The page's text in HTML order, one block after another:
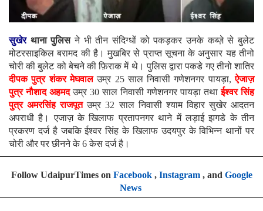
सुखेर थाना पुलिसने भी तीन संदिग्धों को पकड़कर उनके कब्ज़े से बुलेट
मोटरसाइकिल बरामद की है। मुखबिर से प्राप्त सूचना के अनुसार यह तीनो
चोरी की बुलेट को बेचने की फ़िराक में थे। पुलिस द्वारा पकडे गए तीनो शातिर
दीपक पुत्र शंकर मेघवालउम्र 25 साल निवासी गणेशनगर पायड़ा,ऐजाज़
पुत्र नौशाद अहमदउम्र 30 साल निवासी गणेशनगर पायड़ा तथाईश्वर सिंह
पुत्र अमरसिंह राजपूत उम्र 32 साल निवासी श्याम विहार सुखेर आदतन
अपराधी है। एजाज़ के खिलाफ प्रतापनगर थाने में लड़ाई झगडे के तीन
प्रकरण दर्ज है जबकि ईश्वर सिंह के खिलाफ उदयपुर के विभिन्न थानों पर
चोरी और पर छीनने के 6 केस दर्ज है।
Follow UdaipurTimes on Facebook, Instagram, and Google
News